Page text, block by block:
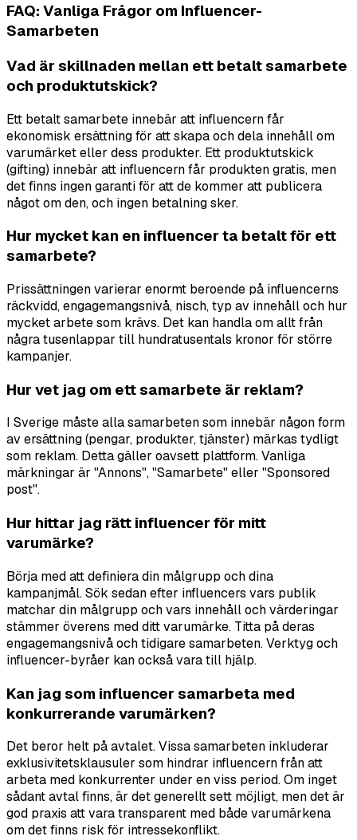
FAQ: Vanliga Frågor om Influencer-
Samarbeten
Vad är skillnaden mellan ett betalt samarbete
och produktutskick?
Ett betalt samarbete innebär att influencern får
ekonomisk ersättning för att skapa och dela innehåll om
varumärket eller dess produkter. Ett produktutskick
(gifting) innebär att influencern får produkten gratis, men
det finns ingen garanti för att de kommer att publicera
något om den, och ingen betalning sker.
Hur mycket kan en influencer ta betalt för ett
samarbete?
Prissättningen varierar enormt beroende på influencerns
räckvidd, engagemangsnivå, nisch, typ av innehåll och hur
mycket arbete som krävs. Det kan handla om allt från
några tusenlappar till hundratusentals kronor för större
kampanjer.
Hur vet jag om ett samarbete är reklam?
I Sverige måste alla samarbeten som innebär någon form
av ersättning (pengar, produkter, tjänster) märkas tydligt
som reklam. Detta gäller oavsett plattform. Vanliga
märkningar är "Annons", "Samarbete" eller "Sponsored
post".
Hur hittar jag rätt influencer för mitt
varumärke?
Börja med att definiera din målgrupp och dina
kampanjmål. Sök sedan efter influencers vars publik
matchar din målgrupp och vars innehåll och värderingar
stämmer överens med ditt varumärke. Titta på deras
engagemangsnivå och tidigare samarbeten. Verktyg och
influencer-byråer kan också vara till hjälp.
Kan jag som influencer samarbeta med
konkurrerande varumärken?
Det beror helt på avtalet. Vissa samarbeten inkluderar
exklusivitetsklausuler som hindrar influencern från att
arbeta med konkurrenter under en viss period. Om inget
sådant avtal finns, är det generellt sett möjligt, men det är
god praxis att vara transparent med både varumärkena
om det finns risk för intressekonflikt.